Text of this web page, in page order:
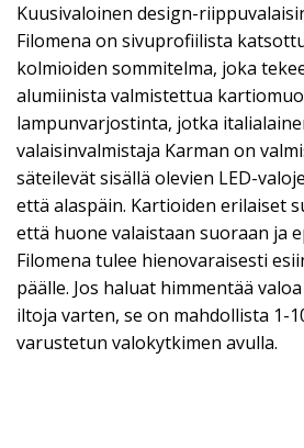
Kuusivaloinen design-
Filomena on sivuprofiilista
kolmioiden sommitelma, joka
alumiinista valmistettua
lampunvarjostinta, jotka
valaisinvalmistaja Karman on
säteilevät sisällä olevien LED-
että alaspäin. Kartioiden erilaiset
että huone valaistaan suoraan ja
Filomena tulee hienovaraisesti
päälle. Jos haluat himmentää
iltoja varten, se on mahdollista 1-
varustetun valokytkimen avulla.